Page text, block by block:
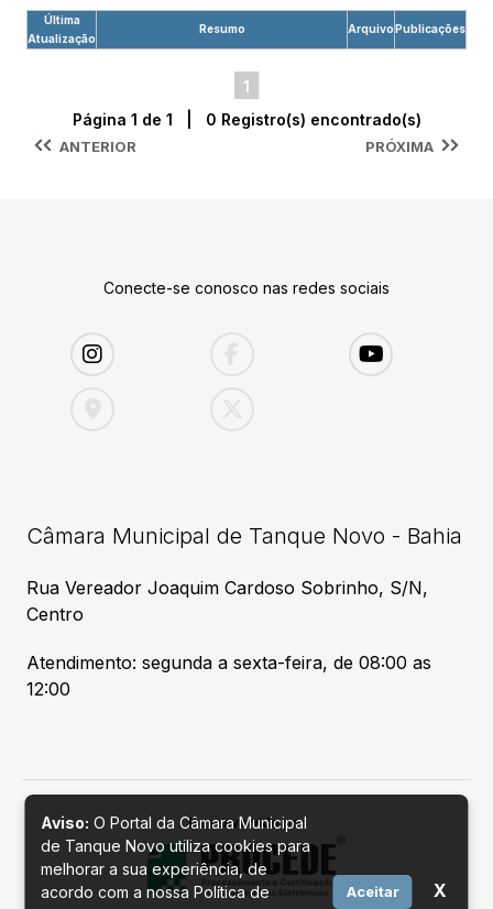
Última
Atualização
Resumo ArquivoPublicações
1
ANTERIOR
Página 1 de 1 | 0 Registro(s) encontrado(s)
PRÓXIMA
Conecte-se conosco nas redes sociais
Câmara Municipal de Tanque Novo - Bahia
Rua Vereador Joaquim Cardoso Sobrinho, S/N,
Centro
Atendimento: segunda a sexta-feira, de 08:00 as
12:00
Desenvolvido por
Aviso: O Portal da Câmara Municipal
de Tanque Novo utiliza cookies para
melhorar a sua experiência, de
acordo com a nossa Política de
Aceitar X